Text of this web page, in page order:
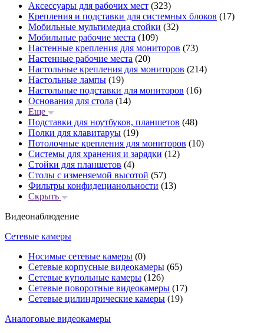
Аксессуары для рабочих мест (323)
Крепления и подставки для системных блоков (17)
Мобильные мультимедиа стойки (32)
Мобильные рабочие места (109)
Настенные крепления для мониторов (73)
Настенные рабочие места (20)
Настольные крепления для мониторов (214)
Настольные лампы (19)
Настольные подставки для мониторов (16)
Основания для стола (14)
Еще
Подставки для ноутбуков, планшетов (48)
Полки для клавитаруы (19)
Потолочные крепления для мониторов (10)
Системы для хранения и зарядки (12)
Стойки для планшетов (4)
Столы с изменяемой высотой (57)
Фильтры конфидецианольности (13)
Скрыть
Видеонаблюдение
Сетевые камеры
Носимые сетевые камеры (0)
Сетевые корпусные видеокамеры (65)
Сетевые купольные камеры (126)
Сетевые поворотные видеокамеры (17)
Сетевые цилиндрические камеры (19)
Аналоговые видеокамеры